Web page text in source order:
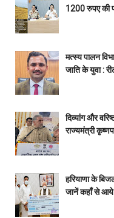
1200 रुपए की
मत्स्य पालन
जाति के युवा :
दिव्यांग और
राज्यमंत्री
हरियाणा के
जानें कहाँ से